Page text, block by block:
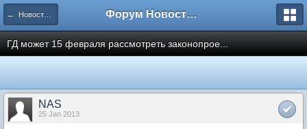
← Новости рынка недвижимости Форум Новостройки
ГД может 15 февраля рассмотреть законопрое...
NAS
25 Jan 2013